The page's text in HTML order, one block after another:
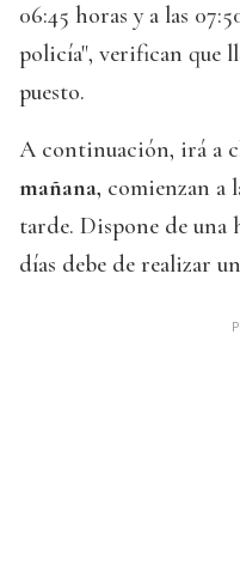
06:45 horas y a las
policía", verifican que
puesto.
A continuación, irá a
mañana, comienzan a
tarde. Dispone de una
días debe de realizar